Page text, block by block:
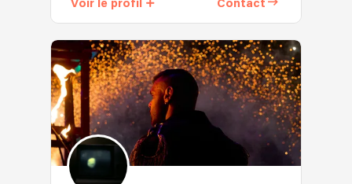
Voir le profil Contact